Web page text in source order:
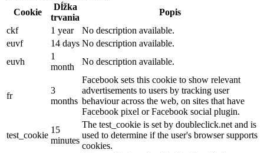
Cookie
Dĺžka
trvania
Popis
ckf
1 year
No description available.
euvf
14 days No description available.
euvh
1
month
No description available.
fr
3
months
Facebook sets this cookie to show relevant
advertisements to users by tracking user
behaviour across the web, on sites that have
Facebook pixel or Facebook social plugin.
test_cookie
15
minutes
The test_cookie is set by doubleclick.net and is
used to determine if the user's browser supports
cookies.